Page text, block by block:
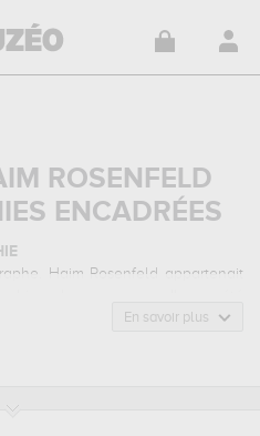
ROSENFELD
ENCADRÉES
Haim Rosenfeld appartenait
contemporain.
sunrise...
En savoir plus